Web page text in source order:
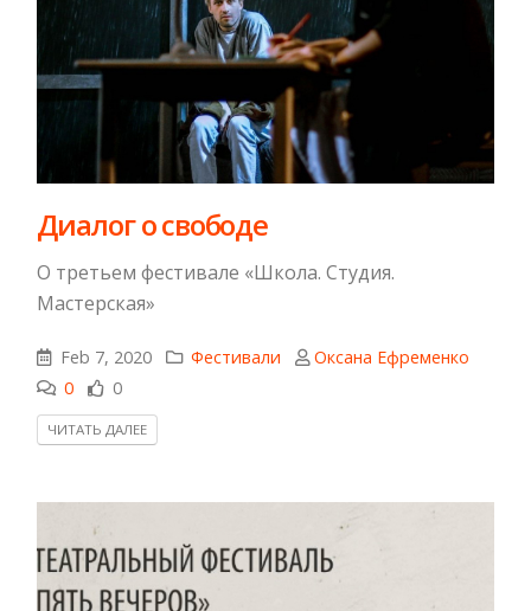
Диалог о свободе
О третьем фестивале «Школа. Студия.
Мастерская»
Feb 7, 2020 Фестивали
Оксана Ефременко
0
0
ЧИТАТЬ ДАЛЕЕ